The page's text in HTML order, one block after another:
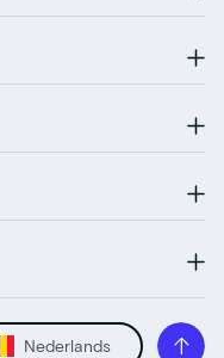
Nederlands